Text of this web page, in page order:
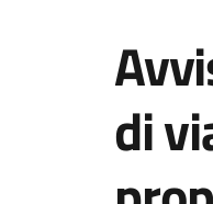
di